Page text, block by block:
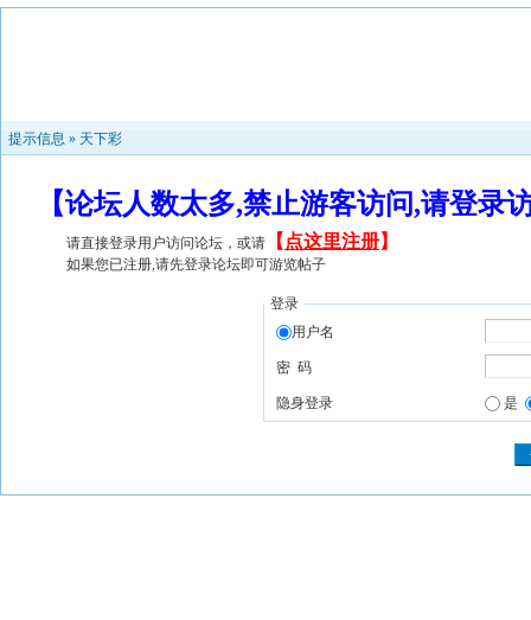
提示信息 » 天下彩
【论坛人数太多,禁止游客访问,请登
请直接登录用户访问论坛，或请 【 点这里注册】
如果您已注册,请先登录论坛即可游览帖子
登录
用户名
密 码
隐身登录 是